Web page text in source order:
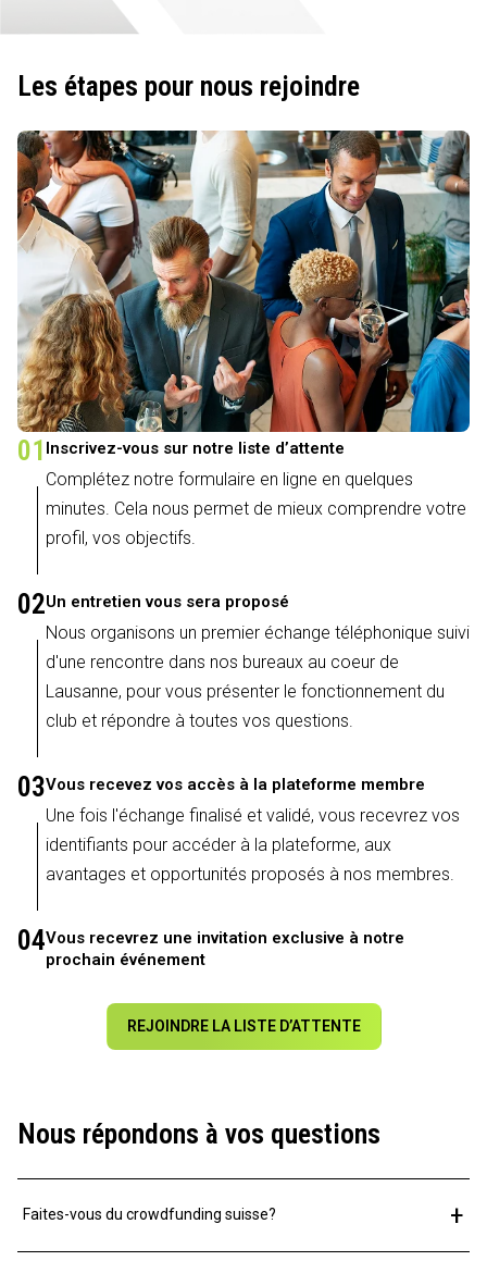
Les étapes pour nous rejoindre
01 Inscrivez-vous sur notre liste d’attente
Complétez notre formulaire en ligne en quelques
minutes. Cela nous permet de mieux comprendre votre
profil, vos objectifs.
02Un entretien vous sera proposé
Nous organisons un premier échange téléphonique suivi
d'une rencontre dans nos bureaux au coeur de
Lausanne, pour vous présenter le fonctionnement du
club et répondre à toutes vos questions.
03Vous recevez vos accès à la plateforme membre
Une fois l'échange finalisé et validé, vous recevrez vos
identifiants pour accéder à la plateforme, aux
avantages et opportunités proposés à nos membres.
04Vous recevrez une invitation exclusive à notre
prochain événement
REJOINDRE LA LISTE D’ATTENTE
Nous répondons à vos questions
Faites-vous du crowdfunding suisse? +